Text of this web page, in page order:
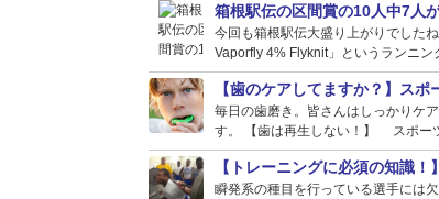
箱根駅伝の区間賞の10人中7人
今回も箱根駅伝大盛り上がりでした
Vaporfly 4% Flyknit」というランニン
【歯のケアしてますか？】ス
毎日の歯磨き。皆さんはしっかりケ
す。 【歯は再生しない！】 スポー
【トレーニングに必須の知識
瞬発系の種目を行っている選手には